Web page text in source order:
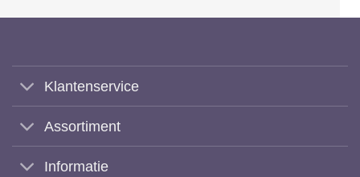
Klantenservice
Assortiment
Informatie